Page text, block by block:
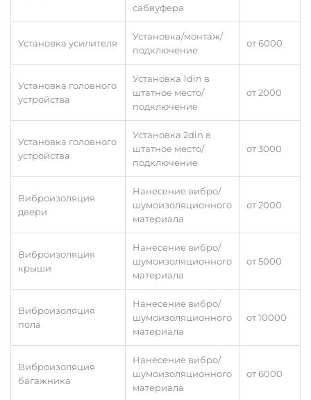
сабвуфера
Установка усилителя
Установка/монтаж/
подключение
от 6000
Установка головного
устройства
Установка 1din в
штатное место/
подключение
от 2000
Установка головного
устройства
Установка 2din в
штатное место/
подключение
от 3000
Виброизоляция
двери
Нанесение вибро/
шумоизоляционного
материала
от 2000
Виброизоляция
крыши
Нанесение вибро/
шумоизоляционного
материала
от 5000
Виброизоляция
пола
Нанесение вибро/
шумоизоляционного
материала
от 10000
Виброизоляция
багажника
Нанесение вибро/
шумоизоляционного
материала
от 6000